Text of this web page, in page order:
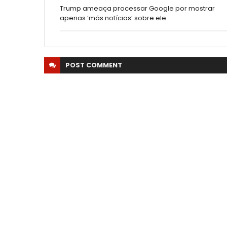
Trump ameaça processar Google por mostrar
apenas ‘más notícias’ sobre ele
POST COMMENT